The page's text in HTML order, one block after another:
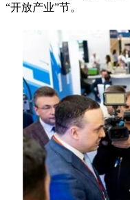
“开放产业”节。